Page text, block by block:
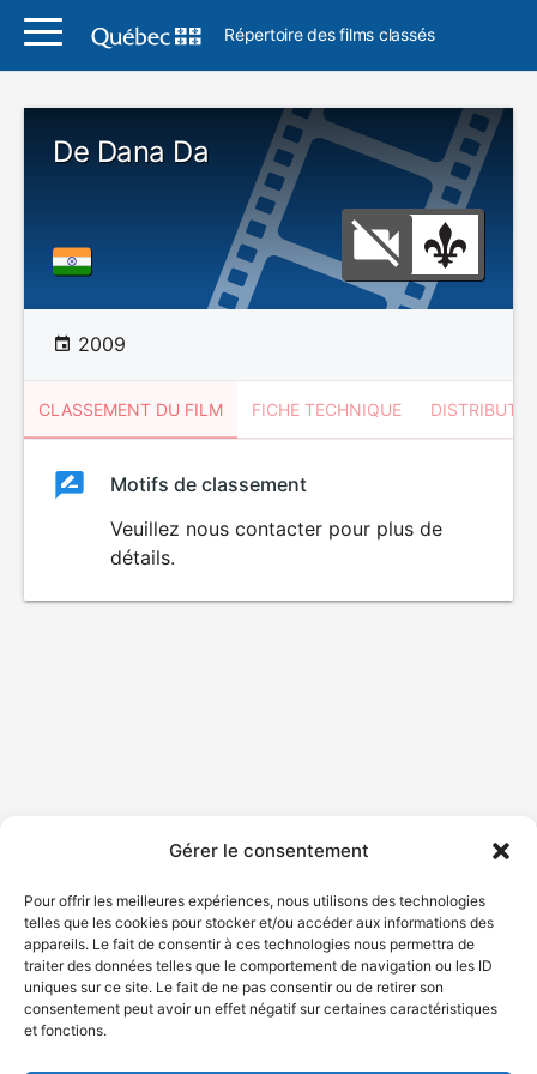
Gérer le consentement
Pour offrir les meilleures expériences, nous utilisons des technologies
telles que les cookies pour stocker et/ou accéder aux informations des
appareils. Le fait de consentir à ces technologies nous permettra de
traiter des données telles que le comportement de navigation ou les ID
uniques sur ce site. Le fait de ne pas consentir ou de retirer son
consentement peut avoir un effet négatif sur certaines caractéristiques
et fonctions.
Répertoire des films classés
De Dana Da
2009
CLASSEMENT DU FILM FICHE TECHNIQUE
ClassementClassement
Motifs de classement
Veuillez nous contacter pour plus de
détails.